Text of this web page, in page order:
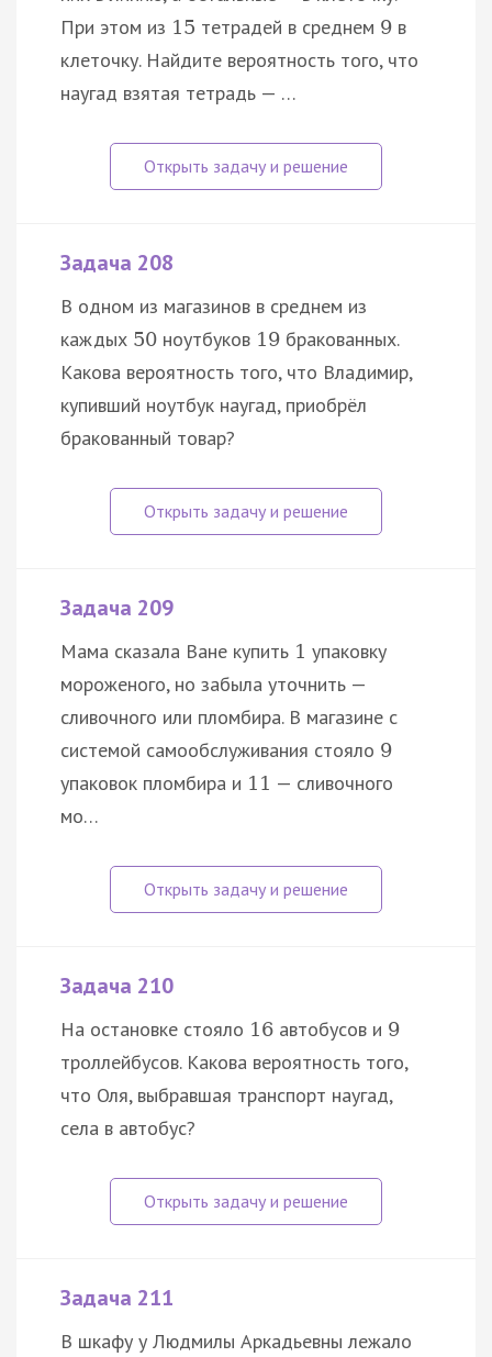
При этом из 15 тетрадей в среднем 9 в
клеточку. Найдите вероятность того, что
наугад взятая тетрадь — …
Задача 208
В одном из магазинов в среднем из
каждых 50 ноутбуков 19 бракованных.
Какова вероятность того, что Владимир,
купивший ноутбук наугад, приобрёл
бракованный товар?
Задача 209
Мама сказала Ване купить 1 упаковку
мороженого, но забыла уточнить —
сливочного или пломбира. В магазине с
системой самообслуживания стояло 9
упаковок пломбира и 11 — сливочного
мо…
Задача 210
На остановке стояло 16 автобусов и 9
троллейбусов. Какова вероятность того,
что Оля, выбравшая транспорт наугад,
села в автобус?
Задача 211
В шкафу у Людмилы Аркадьевны лежало